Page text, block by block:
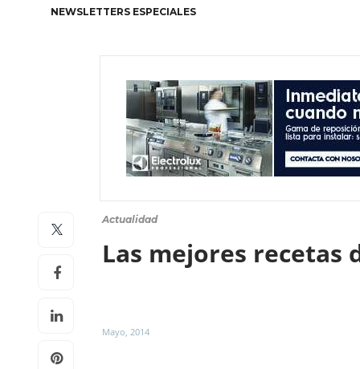
NEWSLETTERS ESPECIALES
Actualidad
Las mejores recetas
Mayo, 2014